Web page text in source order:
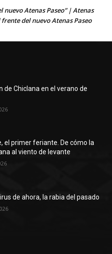
nuevo Atenas Paseo” | Atenas
del nuevo Atenas Paseo
de Chiclana en el verano de
el primer feriante. De cómo la
al viento de levante
de ahora, la rabia del pasado